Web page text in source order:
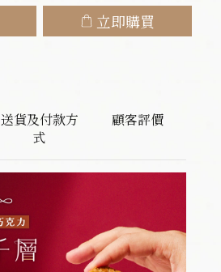
立即購買
送貨及付款方
式
顧客評價